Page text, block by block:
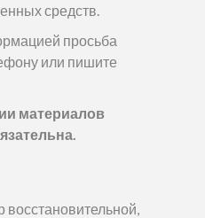
средств.
просьба
или пишите
материалов